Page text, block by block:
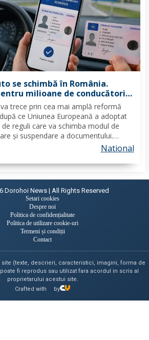
se schimbă în România.
milioane de conducători
trece prin cea mai amplă reformă
ce Uniunea Europeană a adoptat
reguli care va schimba modul de
și suspendare a documentului.
să transpună noile prevederi în
până în 2028, iar cele...
National
Dorohoi News | All Rights Reserved
Setari cookies
Despre noi
Politica de confidențialitate
Politica de utilizare cookie-uri
Termeni și condiții
Contact
site (texte, descrieri, caracteristici, imagini, forma de
fi reprodus sau utilizat fara acordul in scris al
proprietarului acestui site.
Crafted with
by